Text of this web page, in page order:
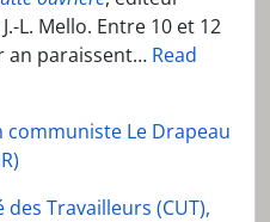
L. Mello. Entre 10 et 12
an paraissent… Read
communiste Le Drapeau
Travailleurs (CUT),